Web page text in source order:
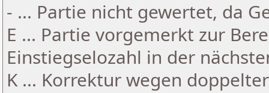
- ... Partie nicht gewertet, da
E ... Partie vorgemerkt zur
Einstiegselozahl in der
K ... Korrektur wegen